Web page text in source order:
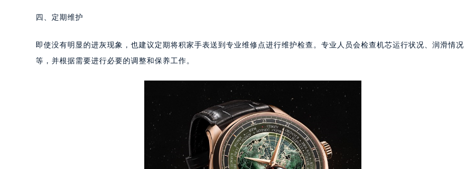
佛山市禅城区季华五路57号万科金融中心C座12层1205室（需提前预约）
东莞市东城街道鸿福东路1号民盈国贸中心T1写字楼9层907室（需提前预约）
无锡市梁溪区人民中路139号恒隆广场写字楼1座11层1104室（需提前预约）
南通市崇川区工农路57号圆融广场写字楼16层1603室（需提前预约）
苏州市苏州工业园区星港街199号苏州中心办公楼C座22层08室（需提前预约）
武汉市江汉区解放大道686号世界贸易大厦38层09室（需提前预约）
南宁市青秀区金湖路59号地王大厦12楼1224室（需提前预约）
合肥市蜀山区潜山路111号万象城华润大厦B座12楼03室（需提前预约）
泉州市丰泽区宝洲路729号浦西万达中心写字楼A座7楼709室（需提前预约）
四、定期维护
即使没有明显的进灰现象，也建议定期将积家手表送到专业维修点进行维护检查。专业人员会检查机芯运行状况、润滑情况
等，并根据需要进行必要的调整和保养工作。